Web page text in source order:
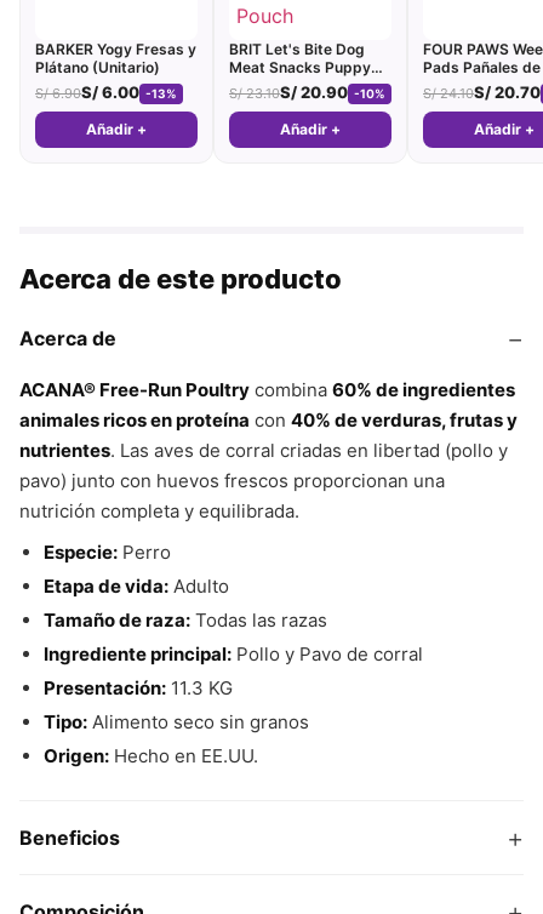
BARKER Yogy Fresas y
Plátano (Unitario)
S/6.90S/6.00 -13%
Añadir +
BRIT Let's Bite Dog
Meat Snacks Puppy
Lamb Bars - Pouch
S/23.10S/20.90 -10%
Añadir +
FOUR PAWS
Pads Pañales
para Perro
S/24.10S/20.70
Añadir +
Acerca de este producto
Acerca de −
ACANA® Free-Run Poultry combina 60% de ingredientes
animales ricos en proteína con 40% de verduras, frutas y
nutrientes. Las aves de corral criadas en libertad (pollo y
pavo) junto con huevos frescos proporcionan una
nutrición completa y equilibrada.
Especie:Perro
Etapa de vida:Adulto
Tamaño de raza:Todas las razas
Ingrediente principal:Pollo y Pavo de corral
Presentación:11.3 KG
Tipo:Alimento seco sin granos
Origen:Hecho en EE.UU.
Beneficios +